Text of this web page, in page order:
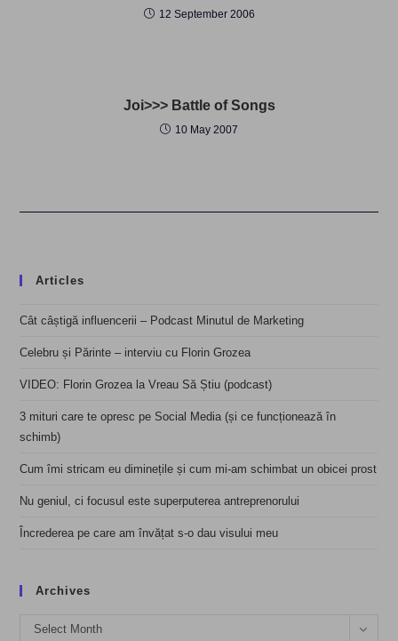
12 September 2006
Joi>>> Battle of Songs
10 May 2007
Articles
Cât câștigă influencerii – Podcast Minutul de Marketing
Celebru și Părinte – interviu cu Florin Grozea
VIDEO: Florin Grozea la Vreau Să Știu (podcast)
3 mituri care te opresc pe Social Media (și ce funcționează în
schimb)
Cum îmi stricam eu diminețile și cum mi-am schimbat un obicei prost
Nu geniul, ci focusul este superputerea antreprenorului
Încrederea pe care am învățat s-o dau visului meu
Archives
Archives
Select Month